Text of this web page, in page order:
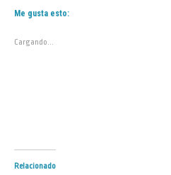
Me gusta esto:
Cargando...
Relacionado